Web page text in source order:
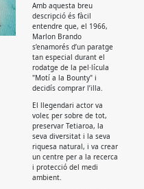
Amb aquesta breu
descripció és fàcil
entendre que, el 1966,
Marlon Brando
s’enamorés d’un paratge
tan especial durant el
rodatge de la pel·lícula
"Motí a la Bounty" i
decidís comprar l’illa.
El llegendari actor va
voler, per sobre de tot,
preservar Tetiaroa, la
seva diversitat i la seva
riquesa natural, i va crear
un centre per a la recerca
i protecció del medi
ambient.